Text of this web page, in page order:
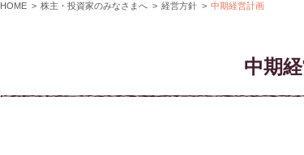
HOME 株主・投資家のみなさまへ 経営方針 中期経営計画
中期